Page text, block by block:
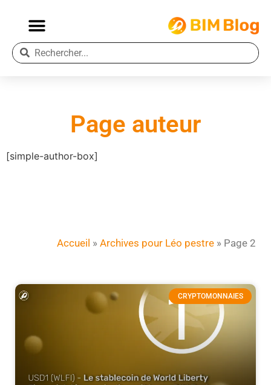
Page auteur
[simple-author-box]
Accueil » Archives pour Léo pestre » Page 2
CRYPTOMONNAIES